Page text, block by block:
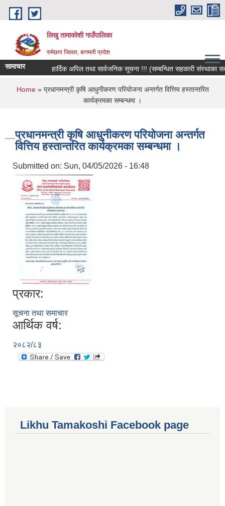
Skip to main content
लिखु तामाकोशी गाउँपालिका
रामेछाप जिल्ला, बागमती प्रदेश
सामाचार हार्दिक अपिल तथा सार्वजनिक सूचना !!! (सम्बन्धित सहकारी संस्थाका
You are here
Home» प्रधानमन्त्री कृषि आधुनीकरण परियोजना अन्तर्गत वित्तिय हस्तान्तरित
कार्यक्रमका सम्बन्धमा ।
प्रधानमन्त्री कृषि आधुनीकरण परियोजना अन्तर्गत
वित्तिय हस्तान्तरित कार्यक्रमका सम्बन्धमा ।
Submitted on: Sun, 04/05/2026 - 16:48
प्रकार:
सूचना तथा समाचार
आर्थिक वर्ष:
२०८२/८३
Likhu Tamakoshi Facebook page